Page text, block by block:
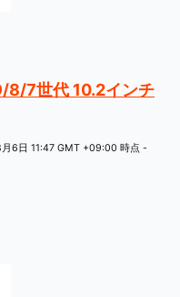
8/7世代 10.2インチ
6日 11:47 GMT +09:00 時点 -